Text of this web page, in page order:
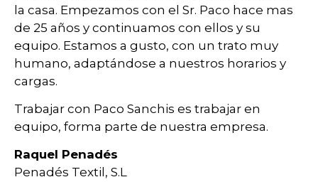
la casa. Empezamos con el Sr. Paco hace mas
de 25 años y continuamos con ellos y su
equipo. Estamos a gusto, con un trato muy
humano, adaptándose a nuestros horarios y
cargas.
Trabajar con Paco Sanchis es trabajar en
equipo, forma parte de nuestra empresa.
Raquel Penadés
Penadés Textil, S.L